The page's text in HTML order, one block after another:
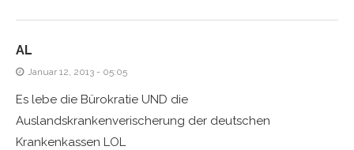
AL
Januar 12, 2013 - 05:05
Es lebe die Bürokratie UND die
Auslandskrankenverischerung der deutschen
Krankenkassen LOL